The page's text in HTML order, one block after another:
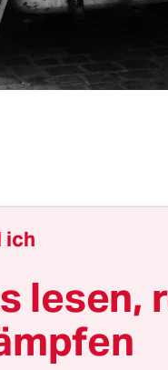
der
Gerade
Wiederauflage
Warum ist das
in der Sache
ich
lesen,